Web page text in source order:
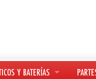
Y BATERÍAS